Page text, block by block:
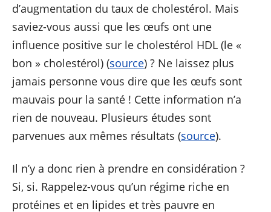
d’augmentation du taux de cholestérol. Mais
saviez-vous aussi que les œufs ont une
influence positive sur le cholestérol HDL (le «
bon » cholestérol) (source) ? Ne laissez plus
jamais personne vous dire que les œufs sont
mauvais pour la santé ! Cette information n’a
rien de nouveau. Plusieurs études sont
parvenues aux mêmes résultats (source).
Il n’y a donc rien à prendre en considération ?
Si, si. Rappelez-vous qu’un régime riche en
protéines et en lipides et très pauvre en